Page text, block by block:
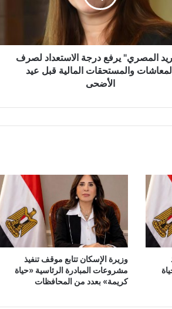
المصري" يرفع درجة الاستعداد لصرف
والمستحقات المالية قبل عيد
الأضحى
وزيرة الإسكان تتابع موقف تنفيذ
مشروعات المبادرة الرئاسية «حياة
كريمة» بعدد من المحافظات